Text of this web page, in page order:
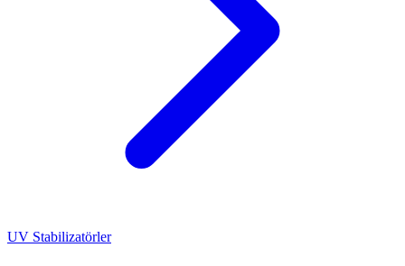
UV Stabilizatörler